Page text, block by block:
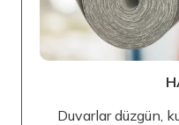
Duvarlar düzgün,